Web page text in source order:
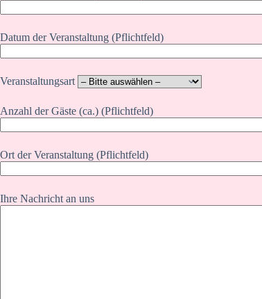
Datum der Veranstaltung (Pflichtfeld)
Veranstaltungsart
Anzahl der Gäste (ca.) (Pflichtfeld)
Ort der Veranstaltung (Pflichtfeld)
Ihre Nachricht an uns